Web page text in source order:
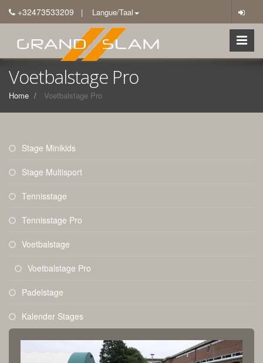
+32473533209 | Langue/Taal
Voetbalstage Pro
Home Voetbalstage Pro
Stage Minikids
Stage Multisport
Tennisstage
Tennisstage Pro
Voetbalstage
Voetbalstage Pro
Padelstage
Kalender Stages